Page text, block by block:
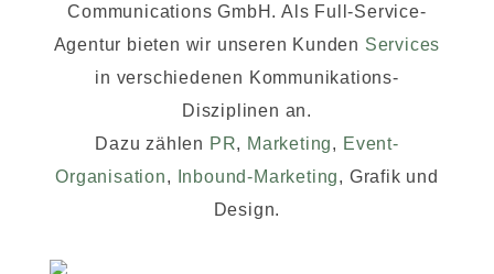
Communications GmbH. Als Full-Service-
Agentur bieten wir unseren Kunden Services
in verschiedenen Kommunikations-
Disziplinen an.
Dazu zählen PR, Marketing, Event-
Organisation, Inbound-Marketing, Grafik und
Design.